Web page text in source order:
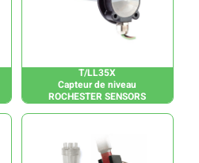
T/LL35X
Capteur de niveau
ROCHESTER SENSORS